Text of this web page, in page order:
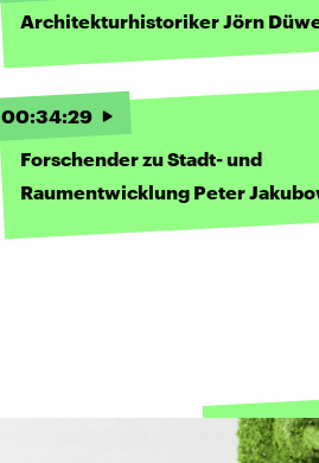
Architekturhistoriker Jörn
00:34:29
Forschender zu Stadt- und
Raumentwicklung Peter